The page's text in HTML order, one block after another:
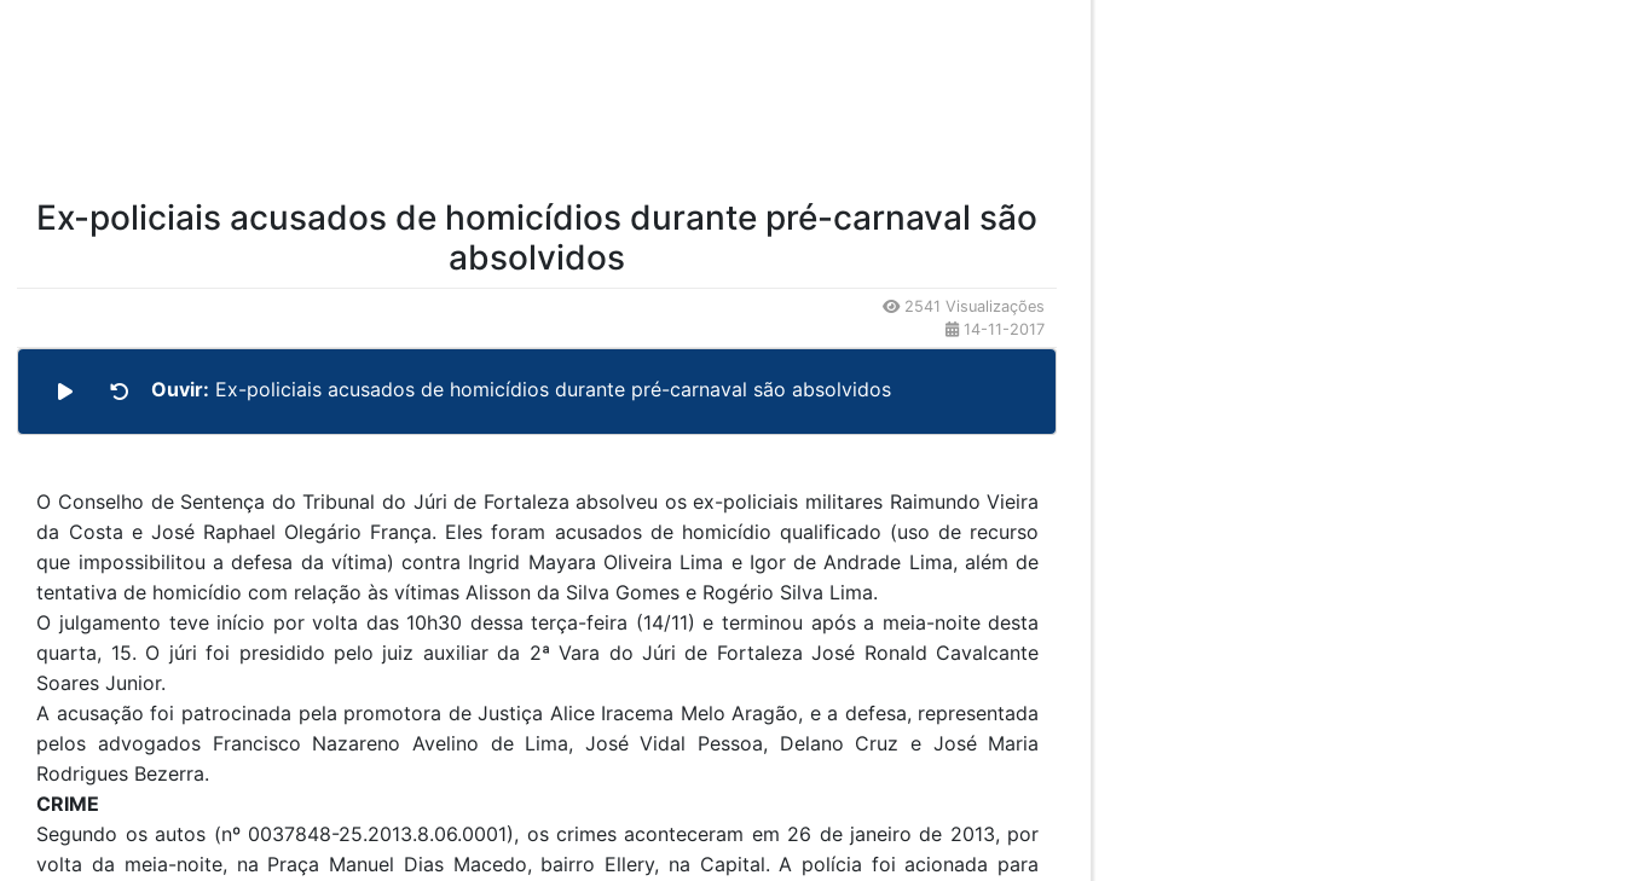
Ex-policiais acusados de homicídios durante pré-carnaval são
absolvidos
2541 Visualizações
14-11-2017
Ouvir: Ex-policiais acusados de homicídios durante pré-carnaval são absolvidos
O Conselho de Sentença do Tribunal do Júri de Fortaleza absolveu os ex-policiais militares Raimundo Vieira
da Costa e José Raphael Olegário França. Eles foram acusados de homicídio qualificado (uso de recurso
que impossibilitou a defesa da vítima) contra Ingrid Mayara Oliveira Lima e Igor de Andrade Lima, além de
tentativa de homicídio com relação às vítimas Alisson da Silva Gomes e Rogério Silva Lima.
O julgamento teve início por volta das 10h30 dessa terça-feira (14/11) e terminou após a meia-noite desta
quarta, 15. O júri foi presidido pelo juiz auxiliar da 2ª Vara do Júri de Fortaleza José Ronald Cavalcante
Soares Junior.
A acusação foi patrocinada pela promotora de Justiça Alice Iracema Melo Aragão, e a defesa, representada
pelos advogados Francisco Nazareno Avelino de Lima, José Vidal Pessoa, Delano Cruz e José Maria
Rodrigues Bezerra.
CRIME
Segundo os autos (nº 0037848-25.2013.8.06.0001), os crimes aconteceram em 26 de janeiro de 2013, por
volta da meia-noite, na Praça Manuel Dias Macedo, bairro Ellery, na Capital. A polícia foi acionada para